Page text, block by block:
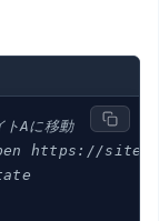
Aに移動
https://